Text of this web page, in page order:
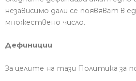
независимо дали се появяват в
множествено число.
Дефиниции
За целите на тази Политика за